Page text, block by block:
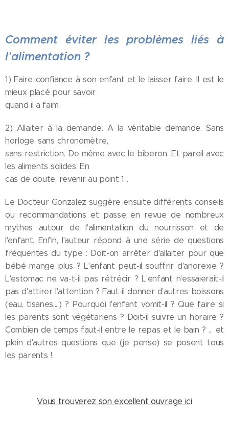
Comment éviter les problèmes liés à
l'alimentation ?
1) Faire confiance à son enfant et le laisser faire. Il est le
mieux placé pour savoir
quand il a faim.
2) Allaiter à la demande. A la véritable demande. Sans
horloge, sans chronomètre,
sans restriction. De même avec le biberon. Et pareil avec
les aliments solides. En
cas de doute, revenir au point 1...
Le Docteur Gonzalez suggère ensuite différents conseils
ou recommandations et passe en revue de nombreux
mythes autour de l'alimentation du nourrisson et de
l'enfant. Enfin, l'auteur répond à une série de questions
fréquentes du type : Doit-on arrêter d'allaiter pour que
bébé mange plus ? L'enfant peut-il souffrir d'anorexie ?
L'estomac ne va-t-il pas rétrécir ? L'enfant n'essaierait-il
pas d'attirer l'attention ? Faut-il donner d'autres boissons
(eau, tisanes,...) ? Pourquoi l'enfant vomit-il ? Que faire si
les parents sont végétariens ? Doit-il suivre un horaire ?
Combien de temps faut-il entre le repas et le bain ? ... et
plein d'autres questions que (je pense) se posent tous
les parents !
Vous trouverez son excellent ouvrage ici